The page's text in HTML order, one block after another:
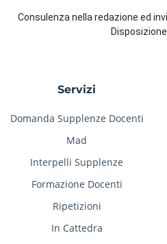
Consulenza nella redazione ed
Servizi
Domanda Supplenze Docenti
Mad
Interpelli Supplenze
Formazione Docenti
Ripetizioni
In Cattedra